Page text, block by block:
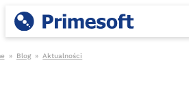
» Blog » Aktualności